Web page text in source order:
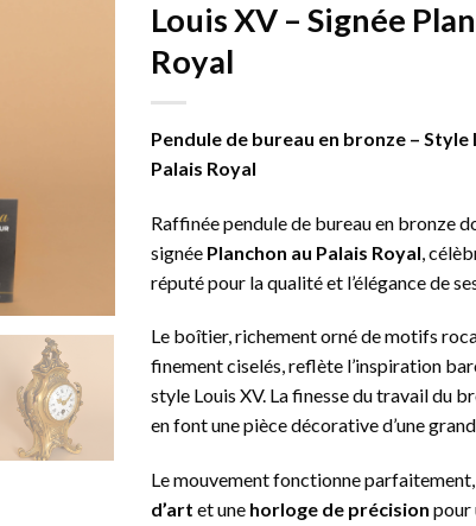
Louis XV – Signée
Royal
Pendule de bureau en bronze – Style
Palais Royal
Raffinée pendule de bureau en bronze
signée Planchon au Palais Royal ,
réputé pour la qualité et l’élégance de
Le boîtier, richement orné de motifs
finement ciselés, reflète l’inspiration
style Louis XV. La finesse du travail du
en font une pièce décorative d’une
Le mouvement fonctionne
d’art et une horloge de précision pour